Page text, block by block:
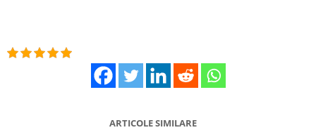
ARTICOLE SIMILARE